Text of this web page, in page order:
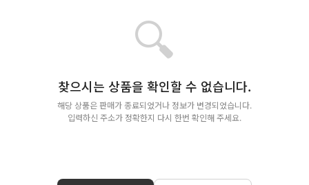
🔍
찾으시는 상품을 확인할 수 없습니다.
해당 상품은 판매가 종료되었거나 정보가 변경되었습니다.
입력하신 주소가 정확한지 다시 한번 확인해 주세요.